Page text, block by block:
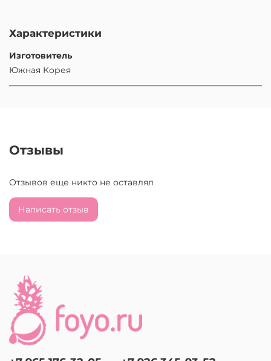
Характеристики
Изготовитель
Южная Корея
Отзывы
Отзывов еще никто не оставлял
Написать отзыв